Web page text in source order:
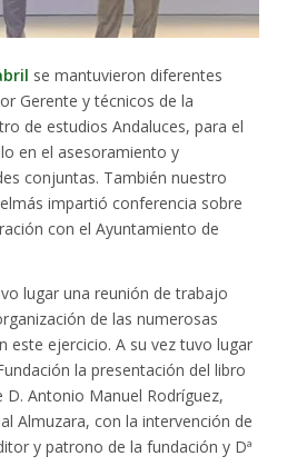
se mantuvieron diferentes
Gerente y técnicos de la
de estudios Andaluces, para el
en el asesoramiento y
conjuntas. También nuestro
impartió conferencia sobre
con el Ayuntamiento de
lugar una reunión de trabajo
de las numerosas
este ejercicio. A su vez tuvo lugar
la presentación del libro
D. Antonio Manuel Rodríguez,
Almuzara, con la intervención de
y patrono de la fundación y Dª